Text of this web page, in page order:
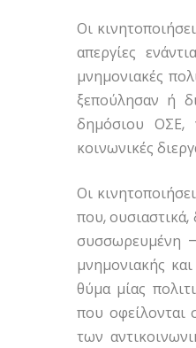
Οι
απεργίες
μνημονιακές
ξεπούλησαν ή
δημόσιου ΟΣΕ,
κοινωνικές
Οι
που,
συσσωρευμένη
μνημονιακής
θύμα μίας
που οφείλονται
των